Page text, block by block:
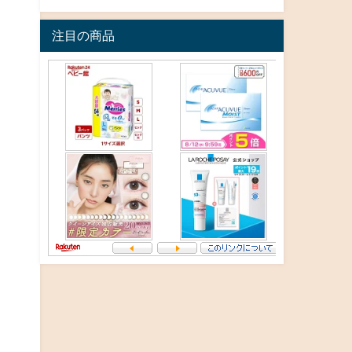
注目の商品